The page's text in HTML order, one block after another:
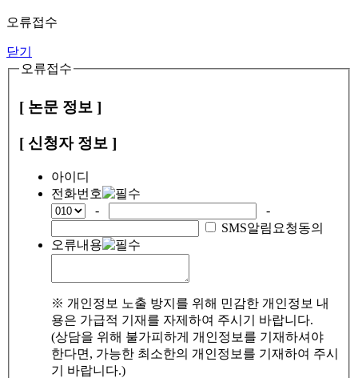
오류접수
닫기
오류접수
[ 논문 정보 ]
[ 신청자 정보 ]
아이디
전화번호
-
-
SMS알림요청동의
오류내용
※ 개인정보 노출 방지를 위해 민감한 개인정보 내
용은 가급적 기재를 자제하여 주시기 바랍니다.
(상담을 위해 불가피하게 개인정보를 기재하셔야
한다면, 가능한 최소한의 개인정보를 기재하여 주시
기 바랍니다.)